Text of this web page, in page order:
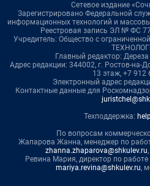
Сетевое издание
Зарегистрировано Федеральной
информационных технологий и
Реестровая запись ЭЛ № ФС
Учредитель: Общество с
Главный редактор:
Адрес редакции: 344002, г. Ростов-на-
13 этаж, +7 912
Электронный адрес
Контактные данные для
Техподдержка:
По вопросам
Жапарова Жанна, менеджер по
zhanna.zhaparova@shkulev.ru
Ревина Мария, директор по
mariya.revina@shkulev.ru,